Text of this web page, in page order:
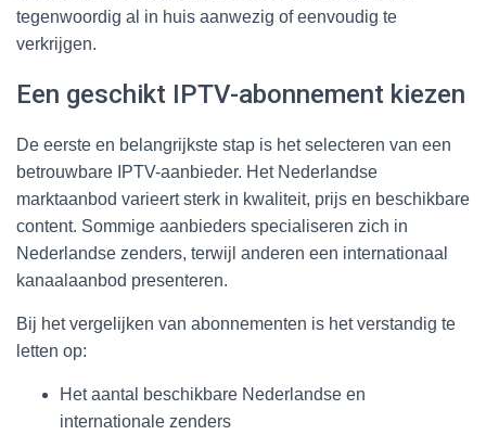
tegenwoordig al in huis aanwezig of eenvoudig te
verkrijgen.
Een geschikt IPTV-abonnement kiezen
De eerste en belangrijkste stap is het selecteren van een
betrouwbare IPTV-aanbieder. Het Nederlandse
marktaanbod varieert sterk in kwaliteit, prijs en beschikbare
content. Sommige aanbieders specialiseren zich in
Nederlandse zenders, terwijl anderen een internationaal
kanaalaanbod presenteren.
Bij het vergelijken van abonnementen is het verstandig te
letten op:
Het aantal beschikbare Nederlandse en
internationale zenders